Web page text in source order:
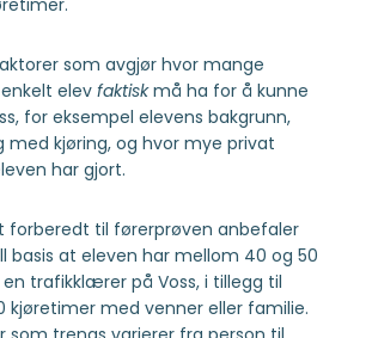
som avgjør hvor mange
elev faktiskmå ha for å kunne
for eksempel elevens bakgrunn,
med kjøring, og hvor mye privat
har gjort.
forberedt til førerprøven anbefaler
basis at eleven har mellom 40 og 50
trafikklærer på Voss, i tillegg til
kjøretimer med venner eller familie.